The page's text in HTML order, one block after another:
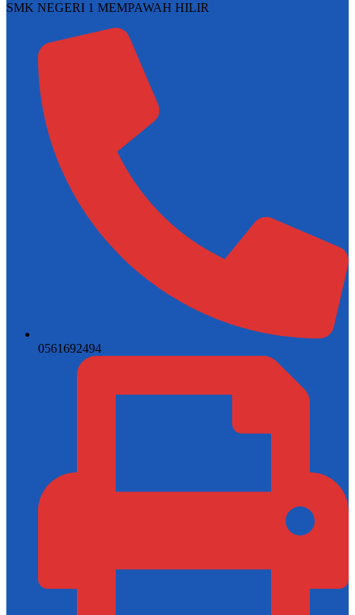
SMK NEGERI 1 MEMPAWAH HILIR
0561692494